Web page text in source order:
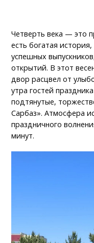
Четверть века — это
есть богатая
успешных
открытий. В этот
двор расцвел от
утра гостей
подтянутые,
Сарбаз». Атмосфера
праздничного
минут.